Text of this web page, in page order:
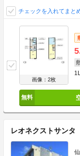
チェックを入れてまと
画像：2枚
レオネクストサンタ